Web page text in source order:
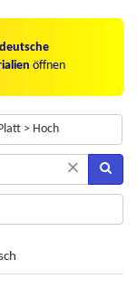
öffnen
> Hoch
×